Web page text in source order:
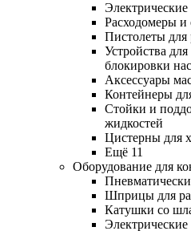
Расходомеры и
Пистолеты для
Устройства
блокировки
Аксессуары
Контейнеры
Стойки и
жидкостей
Цистерны для
Ещё 11
Оборудование для
Шприцы для
Катушки со
Электрические